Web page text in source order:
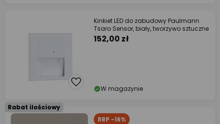
Kinkiet LED do zabudowy Paulmann
Tsaro Sensor, biały, tworzywo sztuczne
152,00 zł
W magazynie
Rabat ilościowy
RRP -16%